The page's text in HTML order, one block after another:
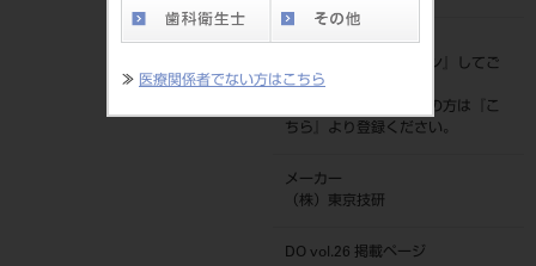
≫ 医療関係者でない方はこちら
標準価格
ログイン
』してご
覧ください。
ネット会員登録がまだの方は『
こ
ちら
』より登録ください。
メーカー
（株）東京技研
DO vol.26 掲載ページ